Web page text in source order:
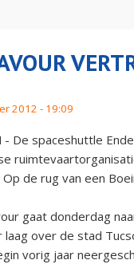
2012 - 19:09
- De spaceshuttle
de rug van een
gaat donderdag
over de stad
vorig jaar